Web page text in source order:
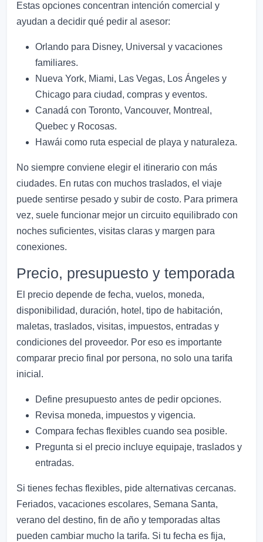
Estas opciones concentran intención comercial y
ayudan a decidir qué pedir al asesor:
Orlando para Disney, Universal y vacaciones
familiares.
Nueva York, Miami, Las Vegas, Los Ángeles y
Chicago para ciudad, compras y eventos.
Canadá con Toronto, Vancouver, Montreal,
Quebec y Rocosas.
Hawái como ruta especial de playa y naturaleza.
No siempre conviene elegir el itinerario con más
ciudades. En rutas con muchos traslados, el viaje
puede sentirse pesado y subir de costo. Para primera
vez, suele funcionar mejor un circuito equilibrado con
noches suficientes, visitas claras y margen para
conexiones.
Precio, presupuesto y temporada
El precio depende de fecha, vuelos, moneda,
disponibilidad, duración, hotel, tipo de habitación,
maletas, traslados, visitas, impuestos, entradas y
condiciones del proveedor. Por eso es importante
comparar precio final por persona, no solo una tarifa
inicial.
Define presupuesto antes de pedir opciones.
Revisa moneda, impuestos y vigencia.
Compara fechas flexibles cuando sea posible.
Pregunta si el precio incluye equipaje, traslados y
entradas.
Si tienes fechas flexibles, pide alternativas cercanas.
Feriados, vacaciones escolares, Semana Santa,
verano del destino, fin de año y temporadas altas
pueden cambiar mucho la tarifa. Si tu fecha es fija,